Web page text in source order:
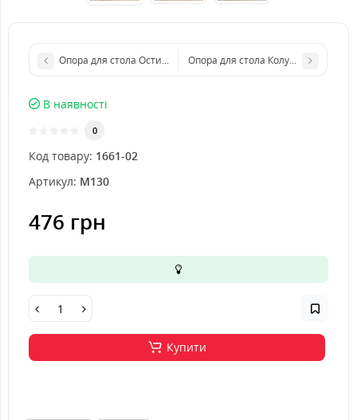
Опора для стола Остин из металлаОпора для стола Колумбус из
В наявності
0
Код товару: 1661-02
Артикул: M130
476 грн
Купити